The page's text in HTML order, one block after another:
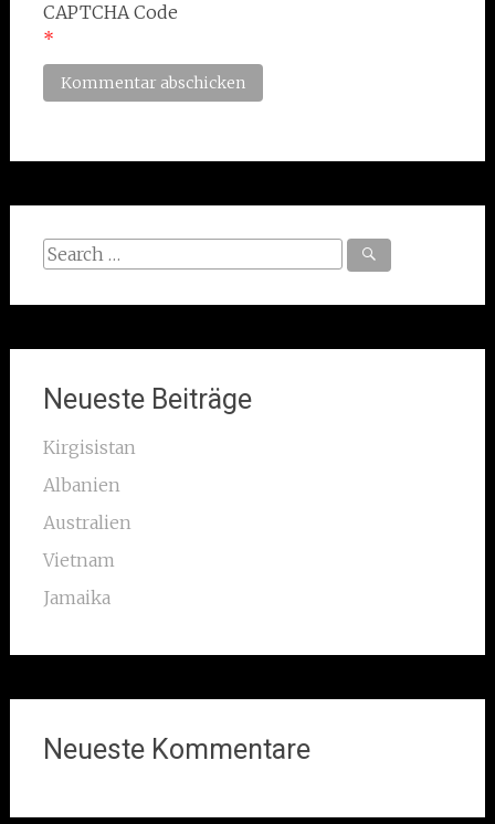
CAPTCHA Code
*
Search
Neueste Beiträge
Kirgisistan
Albanien
Australien
Vietnam
Jamaika
Neueste Kommentare